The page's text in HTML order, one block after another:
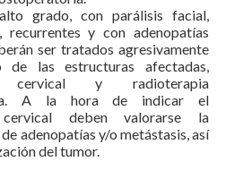
grado, con parálisis facial,
recurrentes y con adenopatías
ser tratados agresivamente
de las estructuras afectadas,
cervical y radioterapia
A la hora de indicar el
cervical deben valorarse la
adenopatías y/o metástasis, así
del tumor.